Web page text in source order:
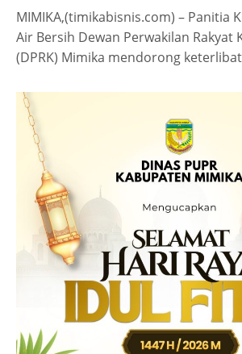
MIMIKA,(timikabisnis.com) – Panitia
Air Bersih Dewan Perwakilan Rakyat
(DPRK) Mimika mendorong